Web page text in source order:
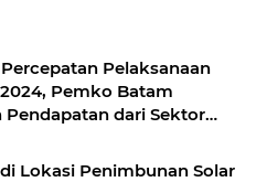
Pelaksanaan
Pemko Batam
Pendapatan dari Sektor
Lokasi Penimbunan Solar